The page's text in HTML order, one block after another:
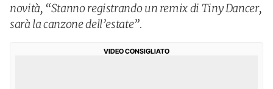
novità, “Stanno registrando un remix di Tiny Dancer,
sarà la canzone dell’estate”.
VIDEO CONSIGLIATO